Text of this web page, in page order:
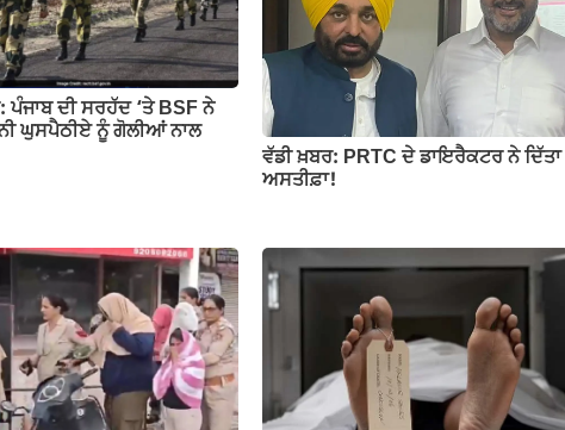
ਪੰਜਾਬ ਦੀ ਸਰਹੱਦ ‘ਤੇ BSF ਨੇ
ਘੁਸਪੈਠੀਏ ਨੂੰ ਗੋਲੀਆਂ ਨਾਲ
ਵੱਡੀ ਖ਼ਬਰ: PRTC ਦੇ ਡਾਇਰੈਕਟਰ ਨੇ ਦਿੱਤਾ
ਅਸਤੀਫ਼ਾ!